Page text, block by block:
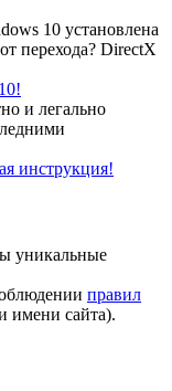
10 установлена
перехода? DirectX
и легально
уникальные
правил
имени сайта).